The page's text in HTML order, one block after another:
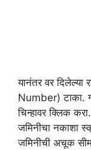
यानंतर वर
Number) टाका.
चिन्हावर क्लिक
जमिनीचा नकाशा
जमिनीची अचूक